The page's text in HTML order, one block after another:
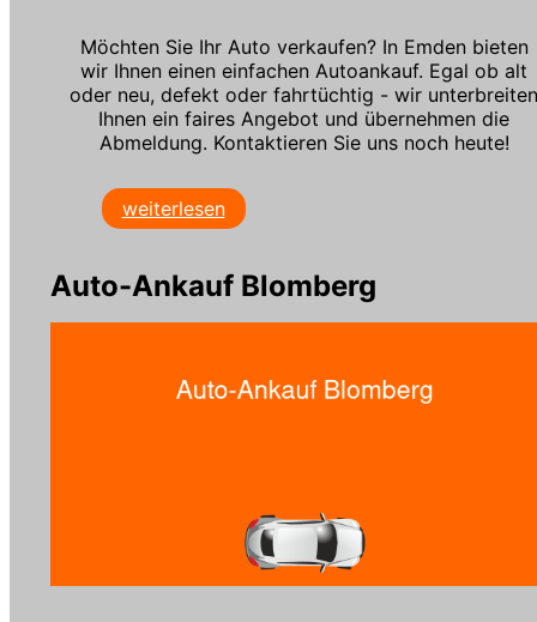
Möchten Sie Ihr Auto verkaufen? In Emden bieten
wir Ihnen einen einfachen Autoankauf. Egal ob alt
oder neu, defekt oder fahrtüchtig - wir
Ihnen ein faires Angebot und übernehmen die
Abmeldung. Kontaktieren Sie uns noch heute!
weiterlesen
Auto-Ankauf Blomberg